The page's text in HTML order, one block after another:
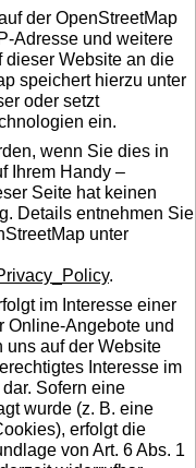
der OpenStreetMap
Adresse und weitere
dieser Website an die
speichert hierzu unter
oder setzt
ein.
wenn Sie dies in
Ihrem Handy –
Seite hat keinen
Details entnehmen Sie
unter
.
im Interesse einer
Online-Angebote und
uns auf der Website
Interesse im
Sofern eine
wurde (z. B. eine
erfolgt die
von Art. 6 Abs. 1